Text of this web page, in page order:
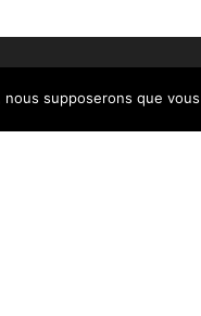
ACCUEIL
supposerons que